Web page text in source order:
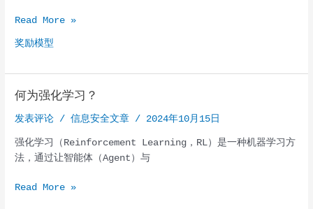
何
为
奖
型？
Read More »
奖励模型
何为强化学习？
发表评论 /信息安全文章 / 2024年10月15日
强化学习（Reinforcement Learning，RL）是一种机器学习方
法，通过让智能体（Agent）与
何
Read More »